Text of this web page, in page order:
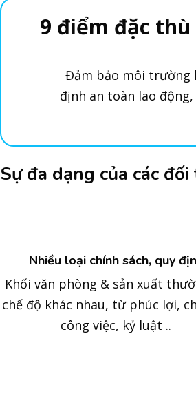
9 điểm đặc
Đảm bảo môi trường
định an toàn lao
Sự đa dạng của các
Nhiều loại chính sách, quy
Khối văn phòng & sản xuất
chế độ khác nhau, từ phúc lợi,
công việc, kỷ luật ..